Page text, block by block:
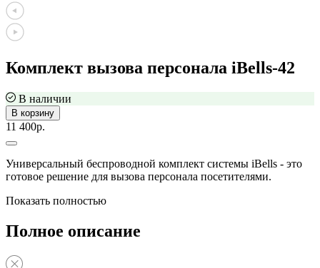
Комплект вызова персонала iBells-42
В наличии
В корзину
11 400р.
Универсальный беспроводной комплект системы iBells - это
готовое решение для вызова персонала посетителями.
Показать полностью
Полное описание